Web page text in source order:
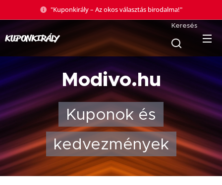
"Kuponkirály – Az okos választás birodalma!"
KUPONKIRÁLY
Keresés
Modivo.hu
Kuponok és
kedvezmények